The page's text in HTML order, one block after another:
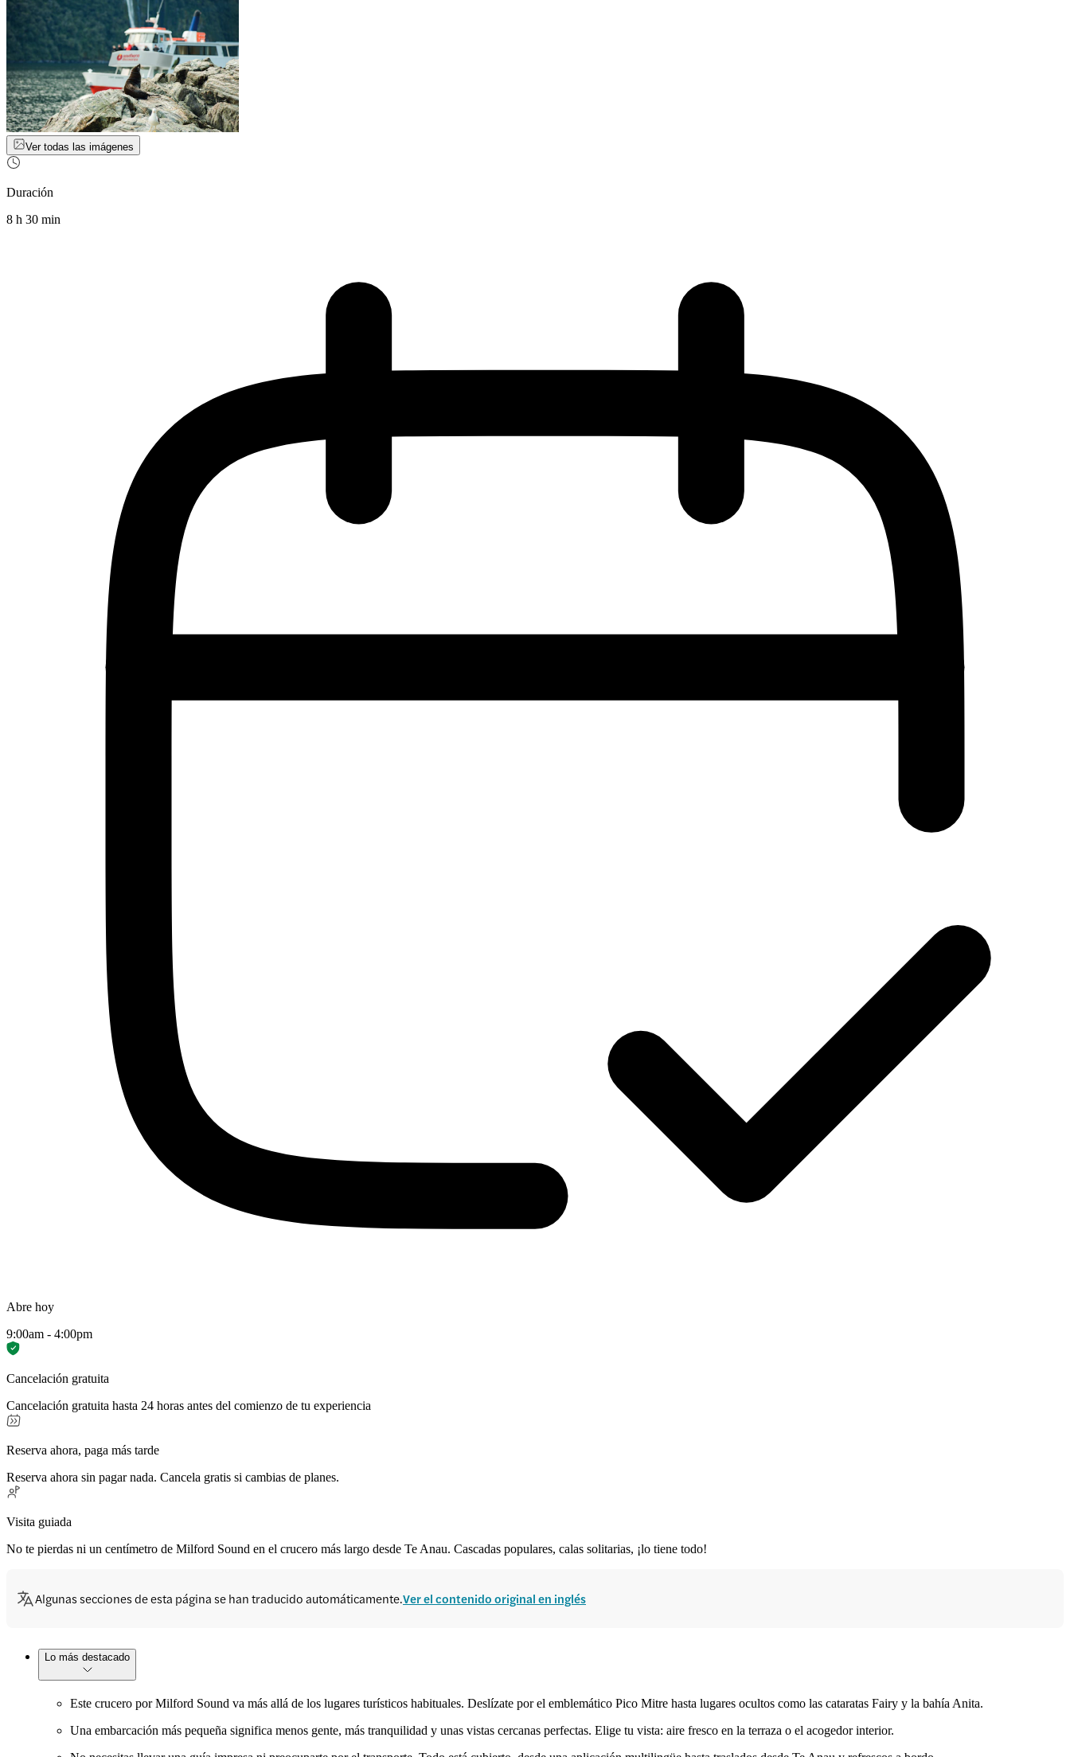
Ver todas las imágenes
Duración
8 h 30 min
Abre hoy
9:00am - 4:00pm
Cancelación gratuita
Cancelación gratuita hasta 24 horas antes del comienzo de tu experiencia
Reserva ahora, paga más tarde
Reserva ahora sin pagar nada. Cancela gratis si cambias de planes.
Visita guiada
No te pierdas ni un centímetro de Milford Sound en el crucero más largo desde Te Anau. Cascadas populares, calas solitarias, ¡lo tiene todo!
Algunas secciones de esta página se han traducido automáticamente.Ver el contenido original en inglés
Lo más destacado
Este crucero por Milford Sound va más allá de los lugares turísticos habituales. Deslízate por el emblemático Pico Mitre hasta lugares ocultos como las cataratas Fairy y la bahía Anita.
Una embarcación más pequeña significa menos gente, más tranquilidad y unas vistas cercanas perfectas. Elige tu vista: aire fresco en la terraza o el acogedor interior.